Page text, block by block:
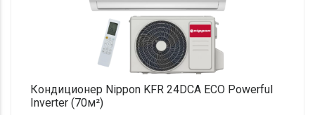
Кондиционер Nippon KFR 24DCA ECO Powerful
Inverter (70м²)